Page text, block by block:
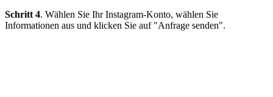
Schritt 4. Wählen Sie Ihr Instagram-Konto, wählen Sie
Informationen aus und klicken Sie auf "Anfrage senden".